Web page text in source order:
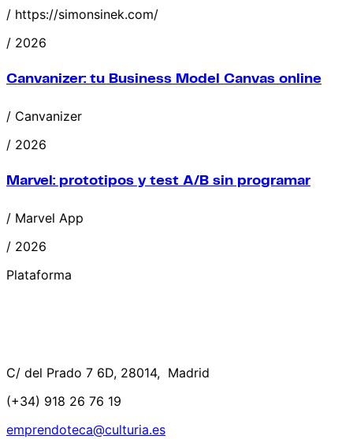
/ https://simonsinek.com/
/ 2026
Canvanizer: tu Business Model Canvas online
/ Canvanizer
/ 2026
Marvel: prototipos y test A/B sin programar
/ Marvel App
/ 2026
Plataforma
C/ del Prado 7 6D, 28014, Madrid
(+34) 918 26 76 19
emprendoteca@culturia.es